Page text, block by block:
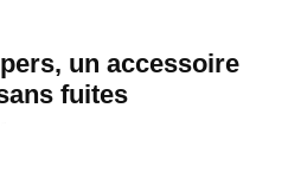
un accessoire
fuites